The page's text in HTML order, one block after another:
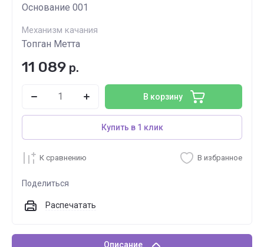
Основание 001
Механизм качания
Топган Метта
11 089 р.
В корзину
Купить в 1 клик
К сравнению В избранное
Поделиться
Распечатать
Описание